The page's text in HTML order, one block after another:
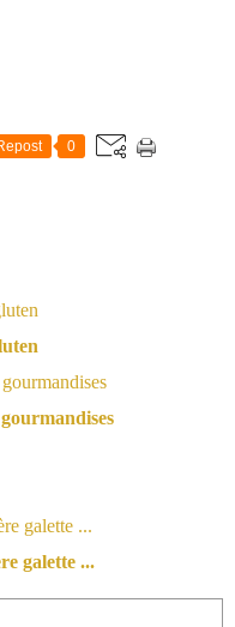
0
galette ...